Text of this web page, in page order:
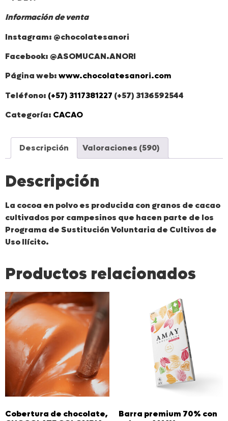
Información de venta
Instagram: @chocolatesanori
Facebook: @ASOMUCAN.ANORI
Página web:www.chocolatesanori.com
Teléfono: (+57) 3117381227 (+57) 3136592544
Categoría: CACAO
Descripción Valoraciones (590)
Descripción
La cocoa en polvo es producida con granos de cacao
cultivados por campesinos que hacen parte de los
Programa de Sustitución Voluntaria de Cultivos de
Uso Ilícito.
Productos relacionados
Cobertura de chocolate,
Barra premium 70% con